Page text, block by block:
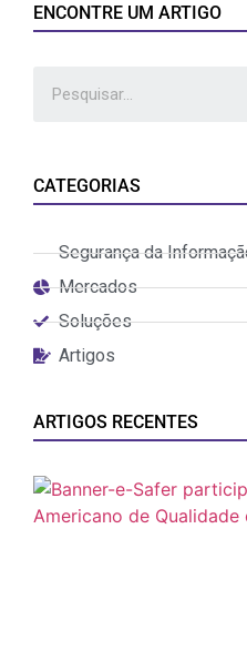
ENCONTRE UM ARTIGO
CATEGORIAS
Segurança da
Mercados
Soluções
Artigos
ARTIGOS RECENTES